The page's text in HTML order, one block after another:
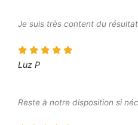
Je suis très content du
Luz P
Reste à notre disposition si